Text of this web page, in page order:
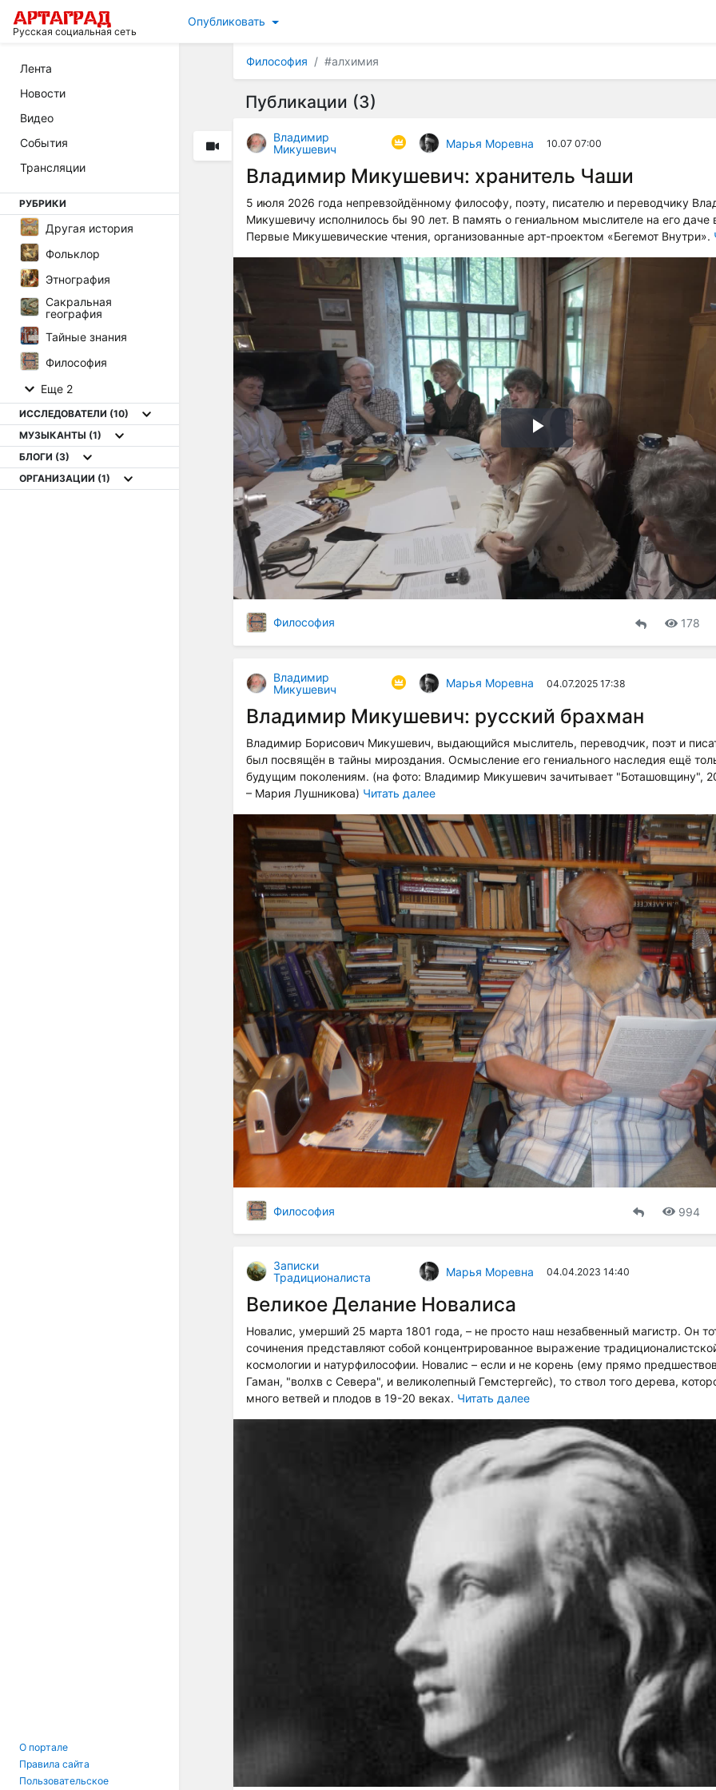
Русская социальная сеть
Опубликовать
Лента
Новости
Видео
События
Трансляции
РУБРИКИ
Другая история
Фольклор
Этнография
Сакральная
география
Тайные знания
Философия
Еще 2
ИССЛЕДОВАТЕЛИ (10)
МУЗЫКАНТЫ (1)
БЛОГИ (3)
ОРГАНИЗАЦИИ (1)
О портале
Правила сайта
Пользовательское
Философия #алхимия
Публикации (3)
Владимир
Микушевич
Марья Моревна 10.07 07:00
Владимир Микушевич: хранитель Чаши
5 июля 2026 года непревзойдённому философу, поэту, писателю и переводчику
Микушевичу исполнилось бы 90 лет. В память о гениальном мыслителе на его
Первые Микушевические чтения, организованные арт-проектом «Бегемот Внутри».
Воспроизвести
видео
Философия 178
Владимир
Микушевич
Марья Моревна 04.07.2025 17:38
Владимир Микушевич: русский брахман
Владимир Борисович Микушевич, выдающийся мыслитель, переводчик, поэт и
был посвящён в тайны мироздания. Осмысление его гениального наследия ещё
будущим поколениям. (на фото: Владимир Микушевич зачитывает "Боташовщину",
– Мария Лушникова) Читать далее
Философия 994
Записки
Традиционалиста
Марья Моревна 04.04.2023 14:40
Великое Делание Новалиса
Новалис, умерший 25 марта 1801 года, – не просто наш незабвенный магистр. Он
сочинения представляют собой концентрированное выражение
космологии и натурфилософии. Новалис – если и не корень (ему прямо
Гаман, "волхв с Севера", и великолепный Гемстергейс), то ствол того дерева,
много ветвей и плодов в 19-20 веках. Читать далее